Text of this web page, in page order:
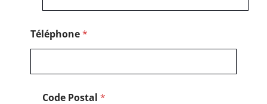
Téléphone*
Code Postal *